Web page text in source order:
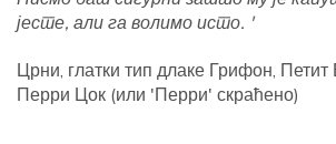
јесте, али га волимо исто. '
Црни, глатки тип длаке Грифон,
Перри Цок (или 'Перри' скраћено)